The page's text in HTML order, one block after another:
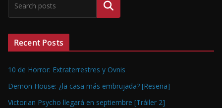
Buscar
Recent Posts
10 de Horror: Extraterrestres y Ovnis
Demon House: ¿la casa más embrujada? [Reseña]
Victorian Psycho llegará en septiembre [Tráiler 2]